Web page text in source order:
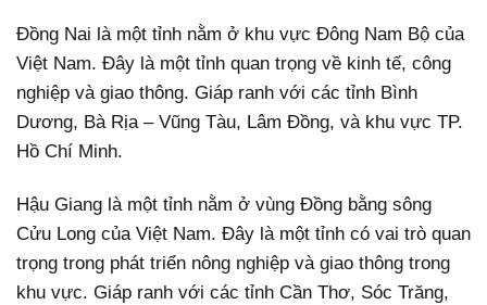
Đồng Nai là một tỉnh nằm ở khu vực Đông Nam Bộ của
Việt Nam. Đây là một tỉnh quan trọng về kinh tế, công
nghiệp và giao thông. Giáp ranh với các tỉnh Bình
Dương, Bà Rịa – Vũng Tàu, Lâm Đồng, và khu vực TP.
Hồ Chí Minh.
Hậu Giang là một tỉnh nằm ở vùng Đồng bằng sông
Cửu Long của Việt Nam. Đây là một tỉnh có vai trò quan
trọng trong phát triển nông nghiệp và giao thông trong
khu vực. Giáp ranh với các tỉnh Cần Thơ, Sóc Trăng,